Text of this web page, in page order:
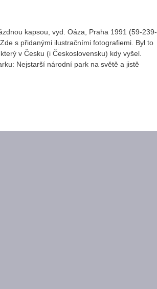
kapsou, vyd. Oáza, Praha 1991 (59-239-
s přidanými ilustračními fotografiemi. Byl to
v Česku (i Československu) kdy vyšel.
Nejstarší národní park na světě a jistě